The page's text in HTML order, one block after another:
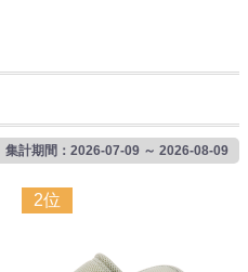
集計期間：2026-07-09 ～ 2026-08-09
2位